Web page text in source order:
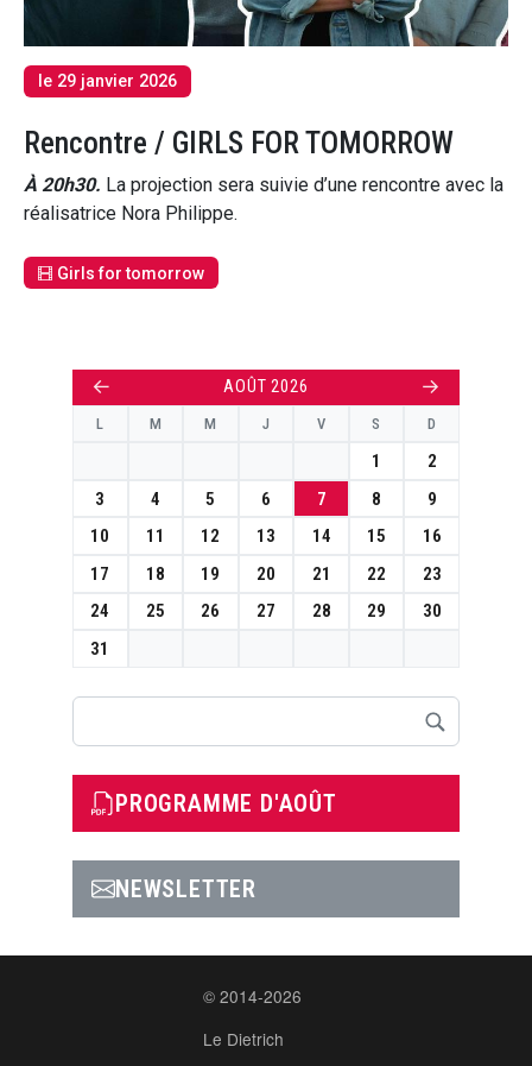
le 29 janvier 2026
Rencontre / GIRLS FOR TOMORROW
À 20h30. La projection sera suivie d’une rencontre avec la
réalisatrice Nora Philippe.
Girls for tomorrow
← AOÛT 2026 →
L M M J V S D
1
2
3
4 5 6 7 8
9
10
11 12 13 14 15
16
17
18 19 20 21 22
23
24
25 26 27 28 29
30
31
PROGRAMME D'AOÛT
NEWSLETTER
© 2014-2026
Le Dietrich